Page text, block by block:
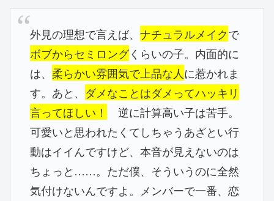
外見の理想で言えば、ナチュラルメイクで
ボブからセミロングくらいの子。内面的に
は、柔らかい雰囲気で上品な人に惹かれま
す。あと、 ダメなことはダメってハッキリ
言ってほしい！
逆に計算高い子は苦手。
可愛いと思われたくてしちゃうあざとい行
動はイイんですけど、本音が見えないのは
ちょっと……。ただ僕、そういうのに全然
気付けないんですよ。メンバーで一番、恋